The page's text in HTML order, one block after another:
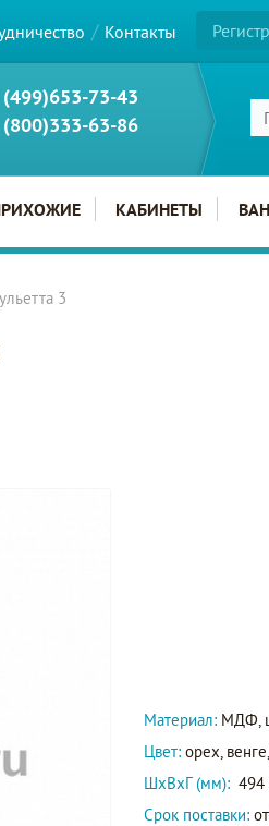
Контакты
(499)653-73-43
(800)333-63-86
КАБИНЕТЫ
3
Материал: МДФ,
Цвет: орех,
ШxВxГ (мм): 494
Срок поставки: